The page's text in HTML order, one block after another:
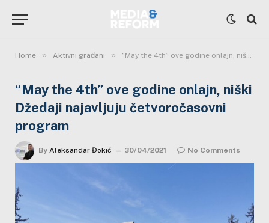
Home » Aktivni građani » “May the 4th” ove godine onlajn, niški Džedaji najavljuju četvoročasovni program
“May the 4th” ove godine onlajn, niški
Džedaji najavljuju četvoročasovni
program
By Aleksandar Đokić 30/04/2021 No Comments